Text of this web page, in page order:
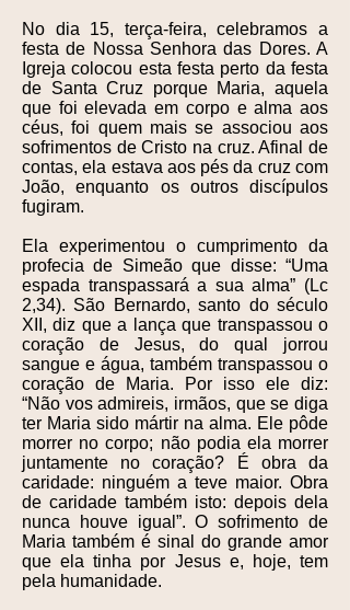
No dia 15, terça-feira, celebramos a
festa de Nossa Senhora das Dores. A
Igreja colocou esta festa perto da festa
de Santa Cruz porque Maria, aquela
que foi elevada em corpo e alma aos
céus, foi quem mais se associou aos
sofrimentos de Cristo na cruz. Afinal de
contas, ela estava aos pés da cruz com
João, enquanto os outros discípulos
fugiram.
Ela experimentou o cumprimento da
profecia de Simeão que disse: “Uma
espada transpassará a sua alma” (Lc
2,34). São Bernardo, santo do século
XII, diz que a lança que transpassou o
coração de Jesus, do qual jorrou
sangue e água, também transpassou o
coração de Maria. Por isso ele diz:
“Não vos admireis, irmãos, que se diga
ter Maria sido mártir na alma. Ele pôde
morrer no corpo; não podia ela morrer
juntamente no coração? É obra da
caridade: ninguém a teve maior. Obra
de caridade também isto: depois dela
nunca houve igual”. O sofrimento de
Maria também é sinal do grande amor
que ela tinha por Jesus e, hoje, tem
pela humanidade.